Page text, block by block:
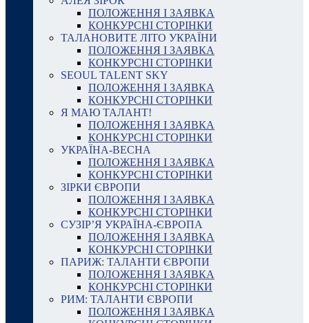
ПОЛОЖЕННЯ І ЗАЯВКА
КОНКУРСНІ СТОРІНКИ
ТАЛАНОВИТЕ ЛІТО УКРАЇНИ
ПОЛОЖЕННЯ І ЗАЯВКА
КОНКУРСНІ СТОРІНКИ
SEOUL TALENT SKY
ПОЛОЖЕННЯ І ЗАЯВКА
КОНКУРСНІ СТОРІНКИ
Я МАЮ ТАЛАНТ!
ПОЛОЖЕННЯ І ЗАЯВКА
КОНКУРСНІ СТОРІНКИ
УКРАЇНА-ВЕСНА
ПОЛОЖЕННЯ І ЗАЯВКА
КОНКУРСНІ СТОРІНКИ
ЗІРКИ ЄВРОПИ
ПОЛОЖЕННЯ І ЗАЯВКА
КОНКУРСНІ СТОРІНКИ
СУЗІР’Я УКРАЇНА-ЄВРОПА
ПОЛОЖЕННЯ І ЗАЯВКА
КОНКУРСНІ СТОРІНКИ
ПАРИЖ: ТАЛАНТИ ЄВРОПИ
ПОЛОЖЕННЯ І ЗАЯВКА
КОНКУРСНІ СТОРІНКИ
РИМ: ТАЛАНТИ ЄВРОПИ
ПОЛОЖЕННЯ І ЗАЯВКА